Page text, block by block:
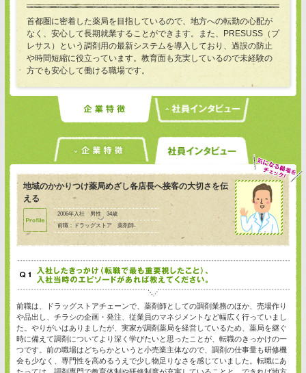
首都圏に密着した薬局を目指しているので、地方への転勤の心配が
なく、安心して長期就業することができます。また、PRESUSS（プ
レサス）という調剤用の最新システムを導入しており、過誤の防止
や時間短縮に役立っています。教育面も充実しているので未経験の
方でも安心して働ける職場です。
地域のかかりつけ薬局めざし各店長へ接客の大切さを伝
える
2006年入社 男性 34歳
前職：ドラッグストア 薬剤師-
前職は、ドラッグストアチェーンで、薬剤師としての調剤業務のほか、売場作り
や品出し、チラシの企画・発注、従業員のマネジメントなど幅広く行っていまし
た。やりがいはありましたが、実家が調剤薬局を経営しているため、薬局を継ぐ
時に備えて調剤についてより深く学びたいと思ったことが、転職のきっかけの一
つです。前の職場はどちらかというと小売業主体なので、調剤の仕事量も研修機
会も少なく、専門性を高めるうえで少し物足りなさを感じていました。転職にあ